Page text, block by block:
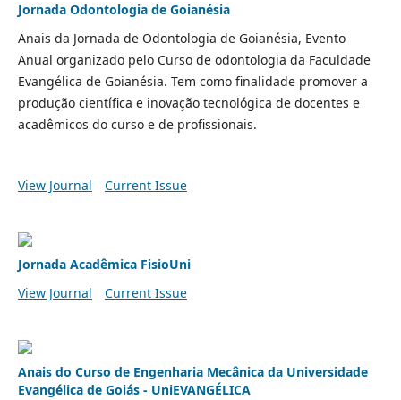
Jornada Odontologia de Goianésia
Anais da Jornada de Odontologia de Goianésia, Evento
Anual organizado pelo Curso de odontologia da Faculdade
Evangélica de Goianésia. Tem como finalidade promover a
produção científica e inovação tecnológica de docentes e
acadêmicos do curso e de profissionais.
View Journal Current Issue
Jornada Acadêmica FisioUni
View Journal
Current Issue
Anais do Curso de Engenharia Mecânica da Universidade
Evangélica de Goiás - UniEVANGÉLICA